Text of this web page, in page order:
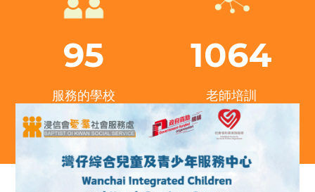
95
服務的學校
1064
老師培訓